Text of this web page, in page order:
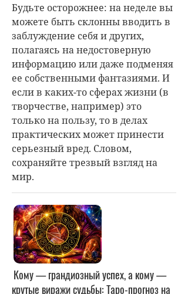
Будьте осторожнее: на неделе вы
можете быть склонны вводить в
заблуждение себя и других,
полагаясь на недостоверную
информацию или даже подменяя
ее собственными фантазиями. И
если в каких-то сферах жизни (в
творчестве, например) это
только на пользу, то в делах
практических может принести
серьезный вред. Словом,
сохраняйте трезвый взгляд на
мир.